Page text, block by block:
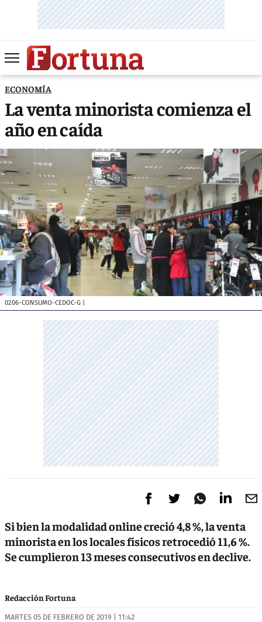
ECONOMÍA
La venta minorista comienza el
año en caída
0206-CONSUMO-CEDOC-G
Si bien la modalidad online creció 4,8 %, la venta
minorista en los locales físicos retrocedió 11,6 %.
Se cumplieron 13 meses consecutivos en declive.
Redacción Fortuna
MARTES 05 DE FEBRERO DE 2019 | 11:42